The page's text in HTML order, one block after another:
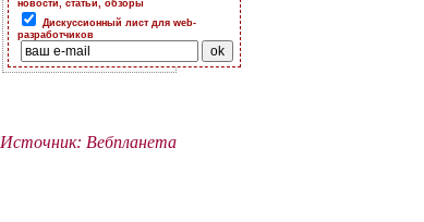
новости, статьи, обзоры
Дискуссионный лист для web-
разработчиков
Источник: Вебпланета